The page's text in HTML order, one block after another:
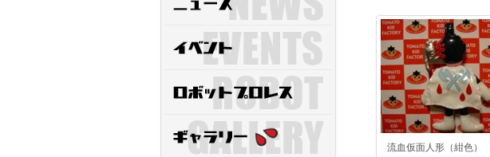
流血仮面人形（紺色）